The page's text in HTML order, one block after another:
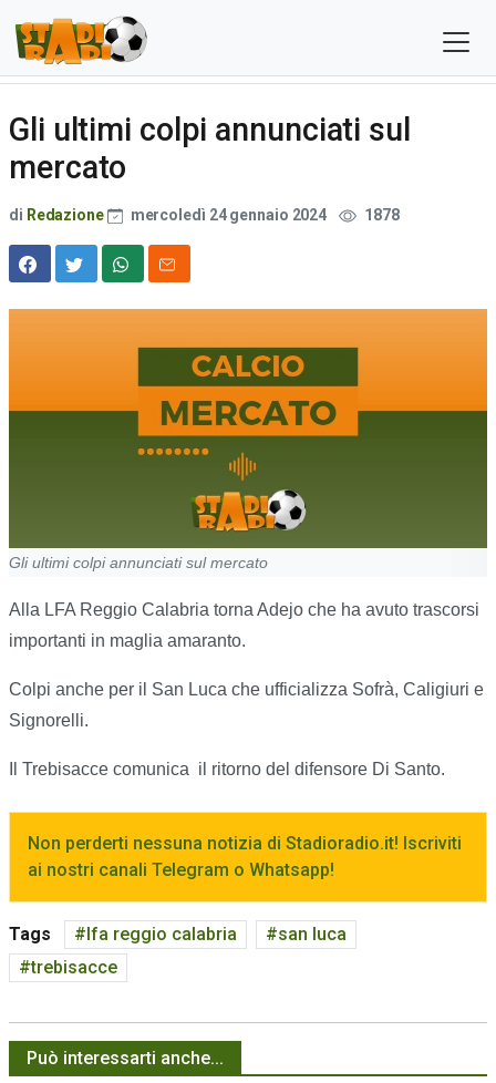
Gli ultimi colpi annunciati sul
mercato
di Redazione mercoledì 24 gennaio 2024 1878
Gli ultimi colpi annunciati sul mercato
Alla LFA Reggio Calabria torna Adejo che ha avuto trascorsi
importanti in maglia amaranto.
Colpi anche per il San Luca che ufficializza Sofrà, Caligiuri e
Signorelli.
Il Trebisacce comunica il ritorno del difensore Di Santo.
Non perderti nessuna notizia di Stadioradio.it! Iscriviti
ai nostri canali Telegram o Whatsapp!
Tags lfa reggio calabria
san luca
trebisacce
Può interessarti anche...